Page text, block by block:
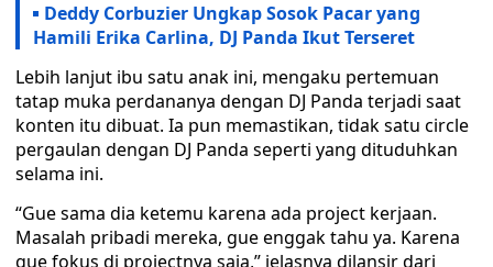
Deddy Corbuzier Ungkap Sosok Pacar yang
Hamili Erika Carlina, DJ Panda Ikut Terseret
Lebih lanjut ibu satu anak ini, mengaku pertemuan
tatap muka perdananya dengan DJ Panda terjadi saat
konten itu dibuat. Ia pun memastikan, tidak satu circle
pergaulan dengan DJ Panda seperti yang dituduhkan
selama ini.
“Gue sama dia ketemu karena ada project kerjaan.
Masalah pribadi mereka, gue enggak tahu ya. Karena
gue fokus di projectnya saja,” jelasnya dilansir dari